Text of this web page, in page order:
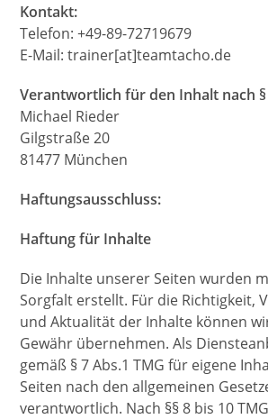
Kontakt:
Telefon: +49-89-72719679
E-Mail: trainer[at]teamtacho.de
Verantwortlich für den Inhalt nach §
Michael Rieder
Gilgstraße 20
81477 München
Haftungsausschluss:
Haftung für Inhalte
Die Inhalte unserer Seiten wurden
Sorgfalt erstellt. Für die Richtigkeit,
und Aktualität der Inhalte können
Gewähr übernehmen. Als
gemäß § 7 Abs.1 TMG für eigene
Seiten nach den allgemeinen
verantwortlich. Nach §§ 8 bis 10